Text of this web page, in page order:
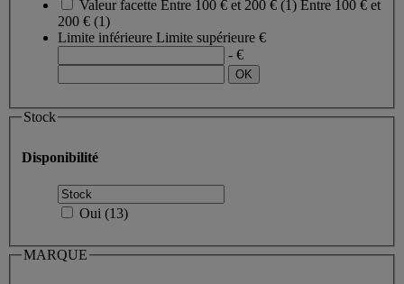
Valeur facette Entre 100 € et 200 € (1) Entre 100 € et
200 € (1)
Limite inférieure Limite supérieure €
- €
Stock
Disponibilité
Oui (13)
MARQUE